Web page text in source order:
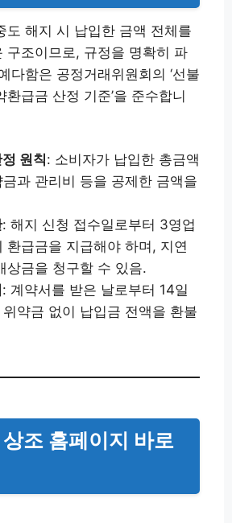
도 해지 시 납입한 금액 전체를
구조이므로, 규정을 명확히 파
다함은 공정거래위원회의 ‘선불
환급금 산정 기준’을 준수합니
원칙: 소비자가 납입한 총금액
과 관리비 등을 공제한 금액을
: 해지 신청 접수일로부터 3영업
환급금을 지급해야 하며, 지연
상금을 청구할 수 있음.
: 계약서를 받은 날로부터 14일
약금 없이 납입금 전액을 환불
조 홈페이지 바로